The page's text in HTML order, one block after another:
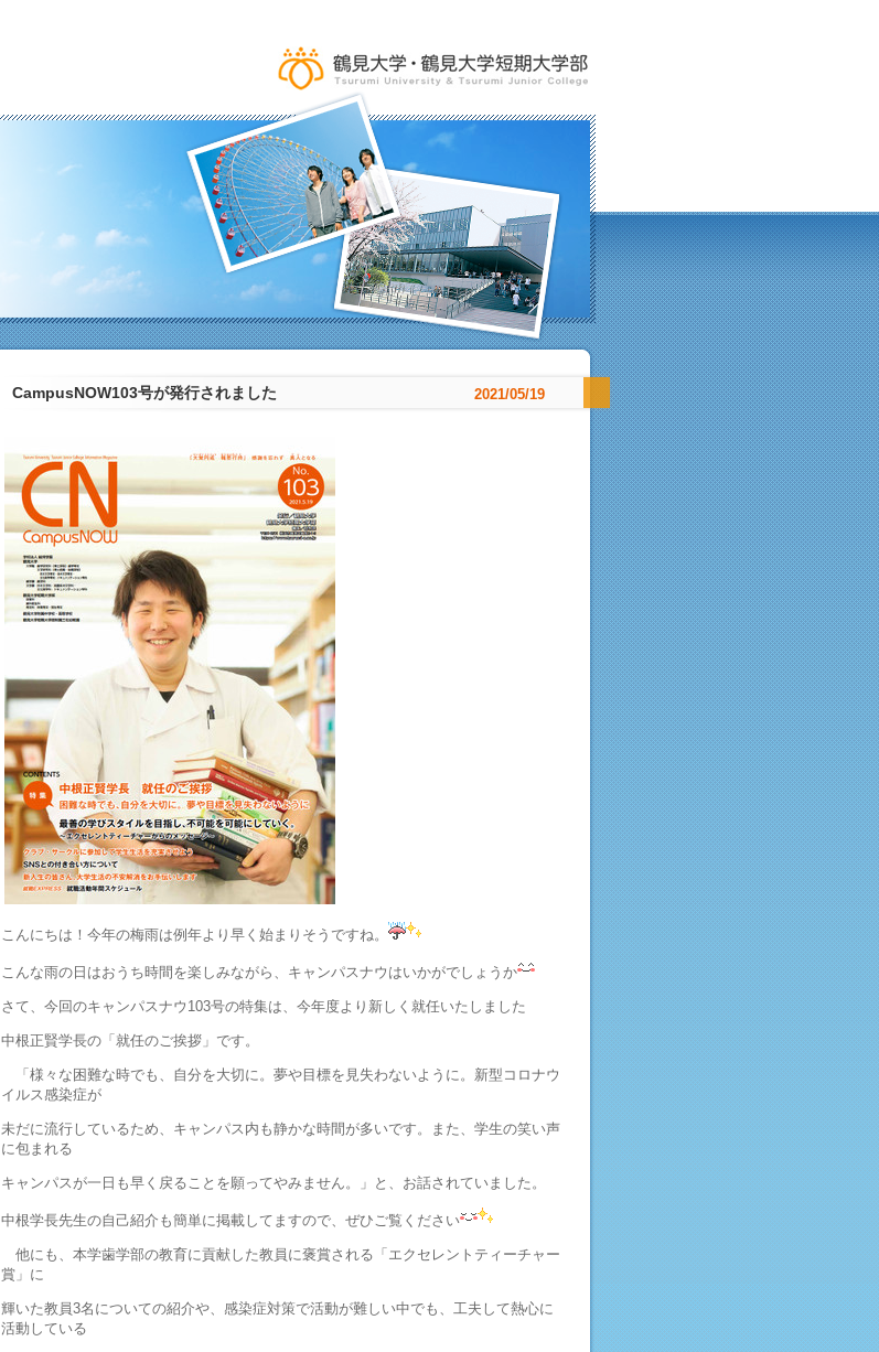
CampusNOW103号が発行されました 2021/05/19
こんにちは！今年の梅雨は例年より早く始まりそうですね。
こんな雨の日はおうち時間を楽しみながら、キャンパスナウはいかがでしょうか
さて、今回のキャンパスナウ103号の特集は、今年度より新しく就任いたしました
中根正賢学長の「就任のご挨拶」です。
「様々な困難な時でも、自分を大切に。夢や目標を見失わないように。新型コロナウ
イルス感染症が
未だに流行しているため、キャンパス内も静かな時間が多いです。また、学生の笑い声
に包まれる
キャンパスが一日も早く戻ることを願ってやみません。」と、お話されていました。
中根学長先生の自己紹介も簡単に掲載してますので、ぜひご覧ください
他にも、本学歯学部の教育に貢献した教員に褒賞される「エクセレントティーチャー
賞」に
輝いた教員3名についての紹介や、感染症対策で活動が難しい中でも、工夫して熱心に
活動している